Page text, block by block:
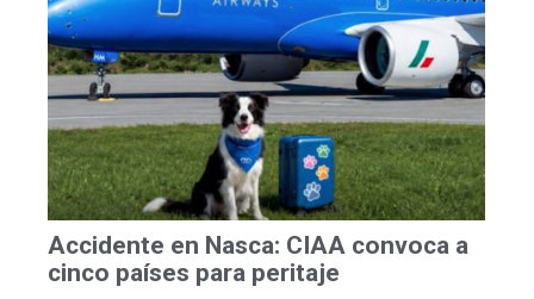
Accidente en Nasca: CIAA convoca a
cinco países para peritaje